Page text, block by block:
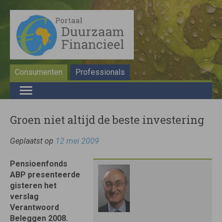
Consumenten Professionals
Groen niet altijd de beste investering
Geplaatst op 12 mei 2009
Pensioenfonds
ABP presenteerde
gisteren het
verslag
Verantwoord
Beleggen 2008.